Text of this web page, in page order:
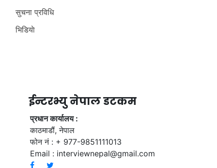
सुचना प्रविधि
भिडियाे
ईन्टरभ्यु नेपाल डटकम
प्रधान कार्यालय :
काठमाडौं, नेपाल
फोन नं : + 977-9851111013
Email : interviewnepal@gmail.com